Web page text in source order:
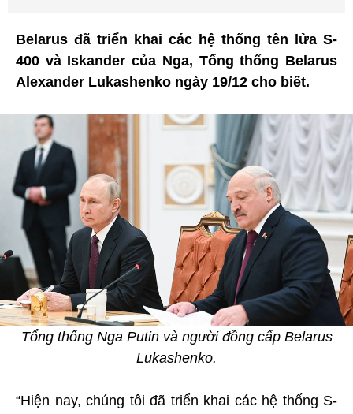
Belarus đã triển khai các hệ thống tên lửa S-
400 và Iskander của Nga, Tổng thống Belarus
Alexander Lukashenko ngày 19/12 cho biết.
Tổng thống Nga Putin và người đồng cấp Belarus
Lukashenko.
“Hiện nay, chúng tôi đã triển khai các hệ thống S-